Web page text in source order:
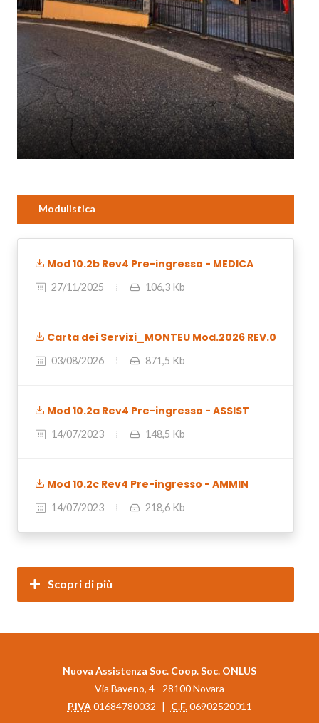
Modulistica
Mod 10.2b Rev4 Pre-ingresso - MEDICA
27/11/2025 106,3 Kb
Carta dei Servizi_MONTEU Mod.2026 REV.0
03/08/2026 871,5 Kb
Mod 10.2a Rev4 Pre-ingresso - ASSIST
14/07/2023 148,5 Kb
Mod 10.2c Rev4 Pre-ingresso - AMMIN
14/07/2023 218,6 Kb
Scopri di più
Nuova Assistenza Soc. Coop. Soc. ONLUS
Via Baveno, 4 - 28100 Novara
P.IVA 01684780032 | C.F. 06902520011